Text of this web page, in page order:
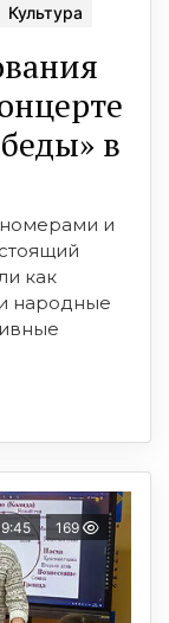
Культура
в
и
как
народные
169